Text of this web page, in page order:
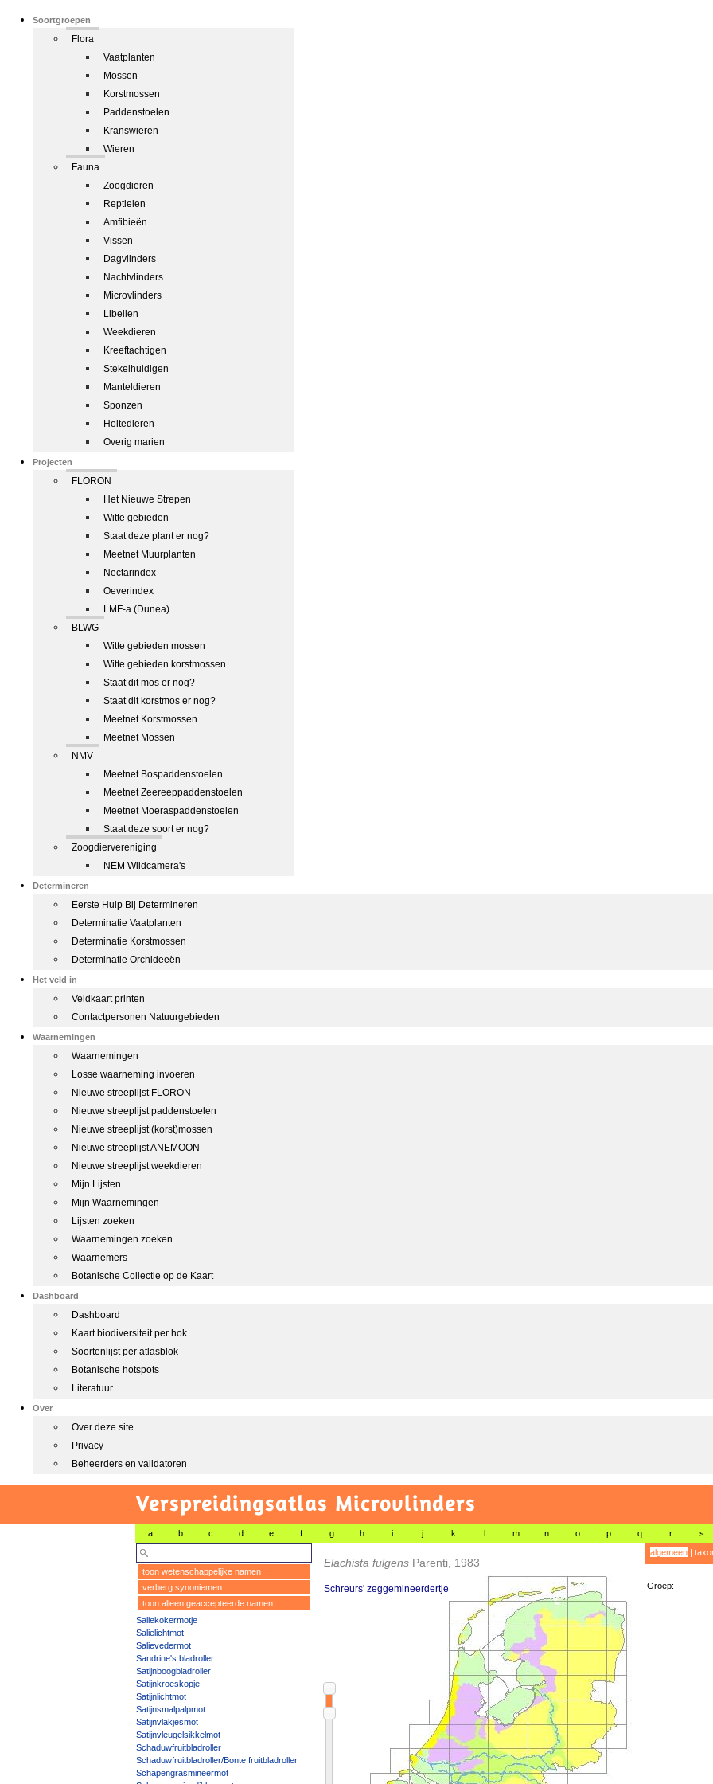
Soortgroepen
Flora
Vaatplanten
Mossen
Korstmossen
Paddenstoelen
Kranswieren
Wieren
Fauna
Zoogdieren
Reptielen
Amfibieën
Vissen
Dagvlinders
Nachtvlinders
Microvlinders
Libellen
Weekdieren
Kreeftachtigen
Stekelhuidigen
Manteldieren
Sponzen
Holtedieren
Overig marien
Projecten
FLORON
Het Nieuwe Strepen
Witte gebieden
Staat deze plant er nog?
Meetnet Muurplanten
Nectarindex
Oeverindex
LMF-a (Dunea)
BLWG
Witte gebieden mossen
Witte gebieden korstmossen
Staat dit mos er nog?
Staat dit korstmos er nog?
Meetnet Korstmossen
Meetnet Mossen
NMV
Meetnet Bospaddenstoelen
Meetnet Zeereeppaddenstoelen
Meetnet Moeraspaddenstoelen
Staat deze soort er nog?
Zoogdiervereniging
NEM Wildcamera's
Determineren
Eerste Hulp Bij Determineren
Determinatie Vaatplanten
Determinatie Korstmossen
Determinatie Orchideeën
Het veld in
Veldkaart printen
Contactpersonen Natuurgebieden
Waarnemingen
Waarnemingen
Losse waarneming invoeren
Nieuwe streeplijst FLORON
Nieuwe streeplijst paddenstoelen
Nieuwe streeplijst (korst)mossen
Nieuwe streeplijst ANEMOON
Nieuwe streeplijst weekdieren
Mijn Lijsten
Mijn Waarnemingen
Lijsten zoeken
Waarnemingen zoeken
Waarnemers
Botanische Collectie op de Kaart
Dashboard
Dashboard
Kaart biodiversiteit per hok
Soortenlijst per atlasblok
Botanische hotspots
Literatuur
Over
Over deze site
Privacy
Beheerders en validatoren
Verspreidingsatlas Microvlinders
a b c d e f g h i j k l m n o p q r s
toon wetenschappelijke namen
verberg synoniemen
toon alleen geaccepteerde namen
Saliekokermotje
Salielichtmot
Salievedermot
Sandrine's bladroller
Satijnboogbladroller
Satijnkroeskopje
Satijnlichtmot
Satijnsmalpalpmot
Satijnvlakjesmot
Satijnvleugelsikkelmot
Schaduwfruitbladroller
Schaduwfruitbladroller/Bonte fruitbladroller
Schapengrasmineermot
Elachista fulgens Parenti, 1983
Schreurs' zeggemineerdertje
algemeen|
Groep: